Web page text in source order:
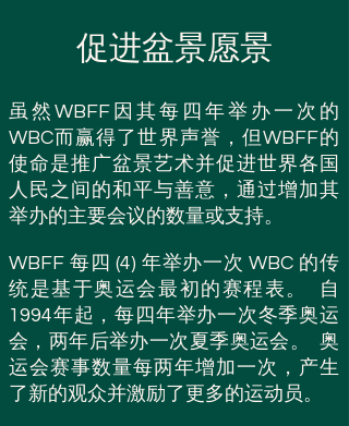
促进盆景愿景
虽然WBFF因其每四年举办一次的
WBC而赢得了世界声誉，但WBFF的
使命是推广盆景艺术并促进世界各国
人民之间的和平与善意，通过增加其
举办的主要会议的数量或支持。
WBFF 每四 (4) 年举办一次 WBC 的传
统是基于奥运会最初的赛程表。 自
1994年起，每四年举办一次冬季奥运
会，两年后举办一次夏季奥运会。 奥
运会赛事数量每两年增加一次，产生
了新的观众并激励了更多的运动员。